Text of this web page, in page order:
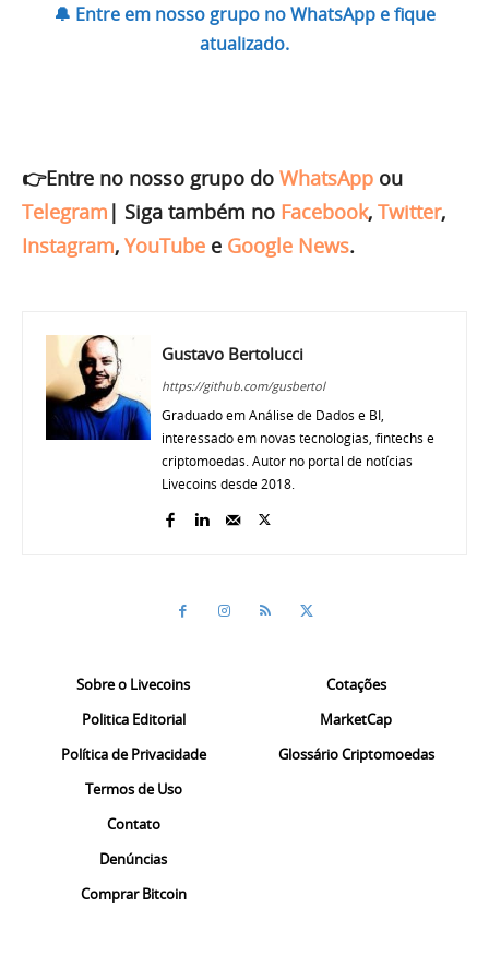
🔔 Entre em nosso grupo no WhatsApp e fique
atualizado.
👉Entre no nosso grupo do WhatsApp ou
Telegram | Siga também no Facebook, Twitter,
Instagram, YouTube e Google News.
Gustavo Bertolucci
https://github.com/gusbertol
Graduado em Análise de Dados e BI,
interessado em novas tecnologias, fintechs e
criptomoedas. Autor no portal de notícias
Livecoins desde 2018.
Sobre o Livecoins
Politica Editorial
Política de Privacidade
Termos de Uso
Contato
Denúncias
Comprar Bitcoin
Cotações
MarketCap
Glossário Criptomoedas